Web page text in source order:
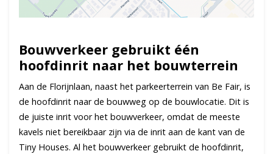
Bouwverkeer gebruikt één
hoofdinrit naar het bouwterrein
Aan de Florijnlaan, naast het parkeerterrein van Be Fair, is
de hoofdinrit naar de bouwweg op de bouwlocatie. Dit is
de juiste inrit voor het bouwverkeer, omdat de meeste
kavels niet bereikbaar zijn via de inrit aan de kant van de
Tiny Houses. Al het bouwverkeer gebruikt de hoofdinrit,